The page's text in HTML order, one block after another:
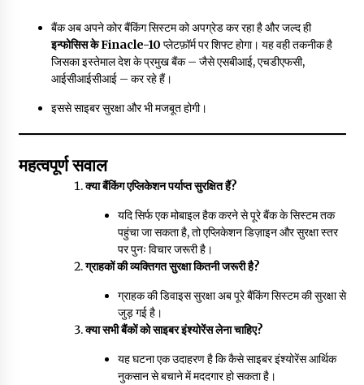
बैंक अब अपने कोर बैंकिंग सिस्टम को अपग्रेड कर रहा है और जल्द ही
इन्फोसिस के Finacle-10 प्लेटफ़ॉर्म पर शिफ्ट होगा। यह वही तकनीक है
जिसका इस्तेमाल देश के प्रमुख बैंक – जैसे एसबीआई, एचडीएफसी,
आईसीआईसीआई – कर रहे हैं।
इससे साइबर सुरक्षा और भी मजबूत होगी।
महत्वपूर्ण सवाल
क्या बैंकिंग एप्लिकेशन पर्याप्त सुरक्षित हैं?
यदि सिर्फ एक मोबाइल हैक करने से पूरे बैंक के सिस्टम तक
पहुंचा जा सकता है, तो एप्लिकेशन डिज़ाइन और सुरक्षा स्तर
पर पुनः विचार जरूरी है।
ग्राहकों की व्यक्तिगत सुरक्षा कितनी जरूरी है?
ग्राहक की डिवाइस सुरक्षा अब पूरे बैंकिंग सिस्टम की सुरक्षा से
जुड़ गई है।
क्या सभी बैंकों को साइबर इंश्योरेंस लेना चाहिए?
यह घटना एक उदाहरण है कि कैसे साइबर इंश्योरेंस आर्थिक
नुकसान से बचाने में मददगार हो सकता है।